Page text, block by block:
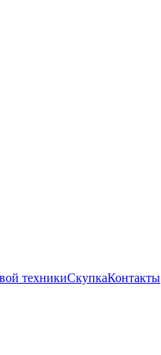
техникиСкупкаКонтакты